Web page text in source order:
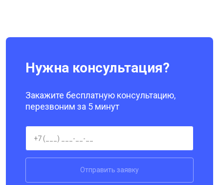
Нужна консультация?
Закажите бесплатную консультацию,
перезвоним за 5 минут
Отправить заявку